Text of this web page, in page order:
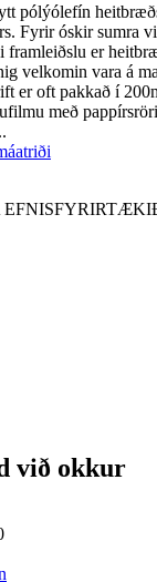
pólýólefín
Fyrir óskir sumra
framleiðslu er
velkomin vara á
er oft pakkað í
með
við okkur